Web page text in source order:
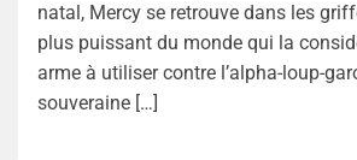
natal, Mercy se retrouve dans les
plus puissant du monde qui la
arme à utiliser contre l’alpha-loup-
souveraine […]